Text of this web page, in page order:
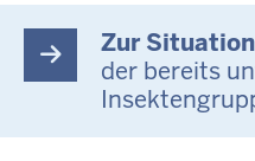
Zur Situation
der bereits